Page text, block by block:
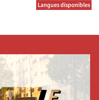
Langues disponibles